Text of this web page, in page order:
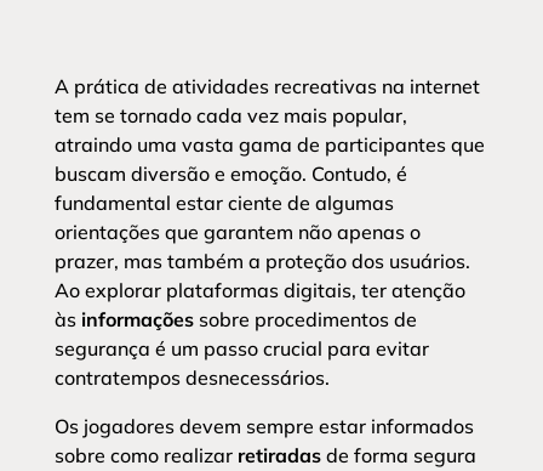
A prática de atividades recreativas na internet
tem se tornado cada vez mais popular,
atraindo uma vasta gama de participantes que
buscam diversão e emoção. Contudo, é
fundamental estar ciente de algumas
orientações que garantem não apenas o
prazer, mas também a proteção dos usuários.
Ao explorar plataformas digitais, ter atenção
às informaçõessobre procedimentos de
segurança é um passo crucial para evitar
contratempos desnecessários.
Os jogadores devem sempre estar informados
sobre como realizar retiradasde forma segura